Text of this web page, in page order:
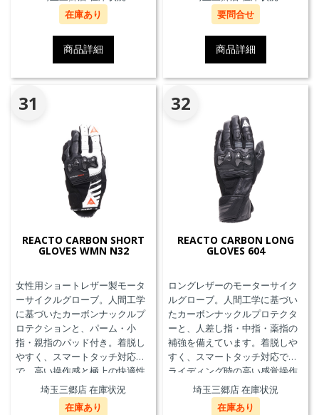
在庫あり
商品詳細
要問合せ
商品詳細
31
REACTO CARBON SHORT
GLOVES WMN N32
女性用ショートレザー製モータ
ーサイクルグローブ。人間工学
に基づいたカーボンナックルプ
ロテクションと、パーム・小
指・親指のパッド付き。着脱し
やすく、スマートタッチ対応
で、高い操作感と極上の快適性
を実現。埼玉三郷店 在庫状況
在庫あり
32
REACTO CARBON LONG
GLOVES 604
ロングレザーのモーターサイク
ルグローブ。人間工学に基づい
たカーボンナックルプロテクタ
ーと、人差し指・中指・薬指の
補強を備えています。着脱しや
すく、スマートタッチ対応で、
ライディング時の高い感覚操作
性と抜群の快適性を実現。
埼玉三郷店 在庫状況
在庫あり